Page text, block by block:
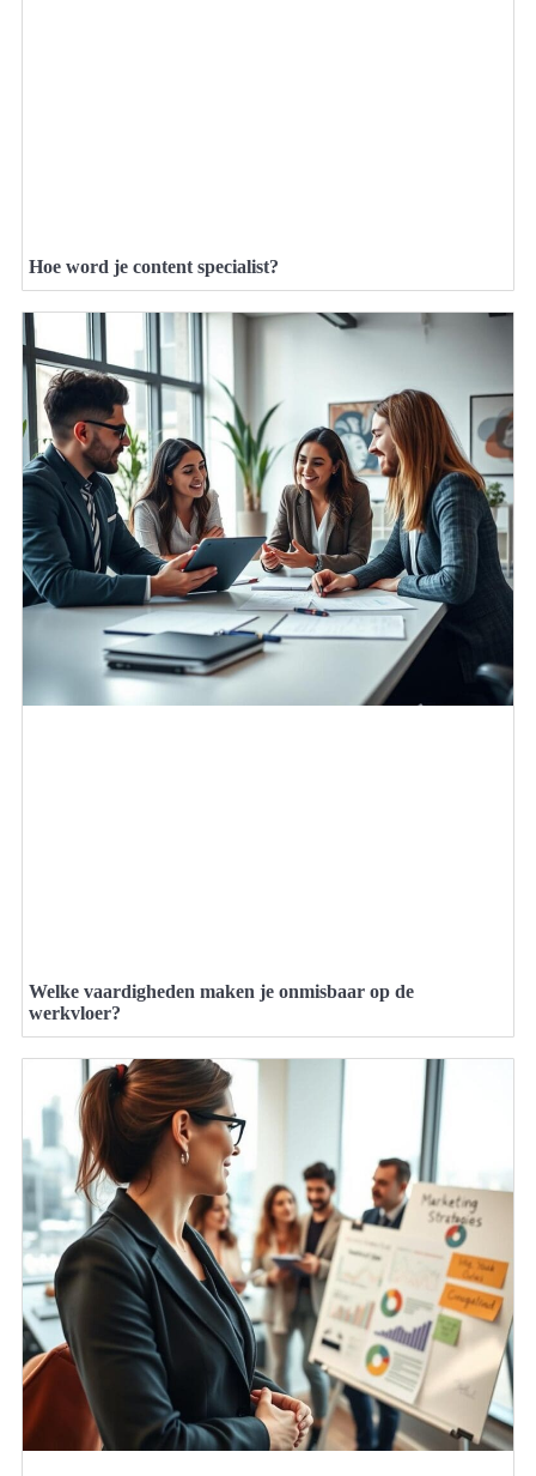
Hoe word je content specialist?
Welke vaardigheden maken je onmisbaar op de
werkvloer?